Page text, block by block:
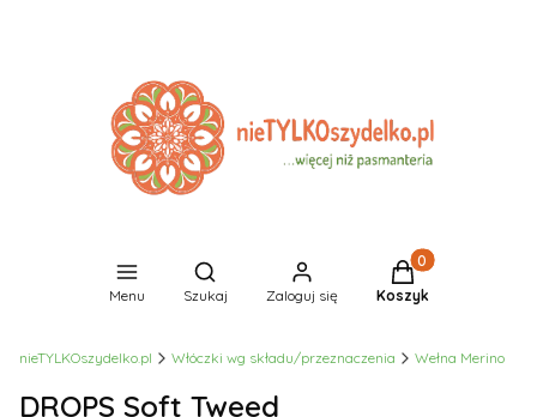
Menu
Otwórz wyszukiwarkę
Szukaj Zaloguj się
Produkty w
Koszyk
nieTYLKOszydelko.pl Włóczki wg składu/przeznaczenia Wełna Merino
DROPS Soft Tweed